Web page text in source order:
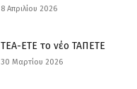
8 Απριλίου 2026
ΤΕΑ-ΕΤΕ το νέο ΤΑΠΕΤΕ
30 Μαρτίου 2026